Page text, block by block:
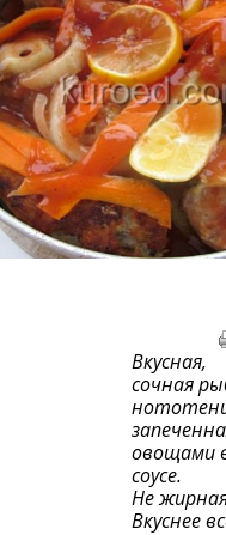
Вкусная,
сочная
овощами
соусе.
Не
Вкуснее